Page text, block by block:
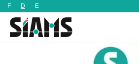
F D E
Cookie-Einstellungen